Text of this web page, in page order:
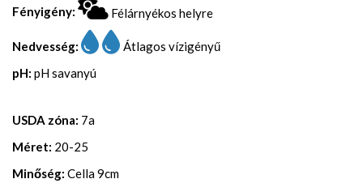
Fényigény: Félárnyékos helyre
Nedvesség:
Átlagos vízigényű
pH: pH savanyú
USDA zóna: 7a
Méret: 20-25
Minőség: Cella 9cm